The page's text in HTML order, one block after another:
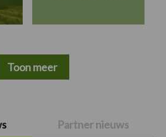
Partner nieuws
Toon meer